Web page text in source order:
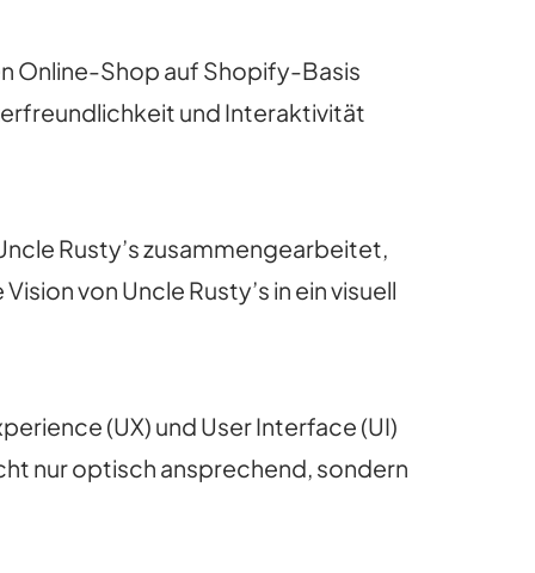
Online-Shop auf Shopify-Basis
und Interaktivität
Rusty’s zusammengearbeitet,
von Uncle Rusty’s in ein visuell
(UX) und User Interface (UI)
nur optisch ansprechend, sondern